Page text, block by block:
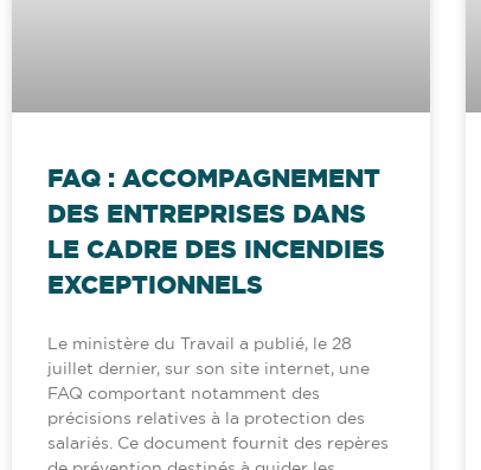
FAQ : ACCOMPAGNEMENT
DES ENTREPRISES DANS
LE CADRE DES INCENDIES
EXCEPTIONNELS
Le ministère du Travail a publié, le 28
juillet dernier, sur son site internet, une
FAQ comportant notamment des
précisions relatives à la protection des
salariés. Ce document fournit des repères